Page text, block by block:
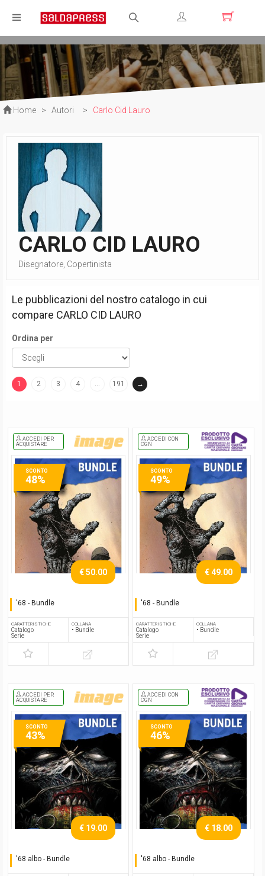
Registrati
Login
Home > Autori > Carlo Cid Lauro
CARLO CID LAURO
Disegnatore, Copertinista
Le pubblicazioni del nostro catalogo in cui
compare CARLO CID LAURO
Ordina per
1
2 3 4 … 191 →
ACCEDI PER
ACQUISTARE
'68 - Bundle
€ 50.00
CARATTERISTICHE
Catalogo
Serie
COLLANA
• Bundle
SCONTO
48%
ACCEDI CON
CGN
'68 - Bundle
€ 49.00
CARATTERISTICHE
Catalogo
Serie
COLLANA
• Bundle
SCONTO
49%
ACCEDI PER
ACQUISTARE
'68 albo - Bundle
€ 19.00
SCONTO
43%
ACCEDI CON
CGN
'68 albo - Bundle
€ 18.00
SCONTO
46%